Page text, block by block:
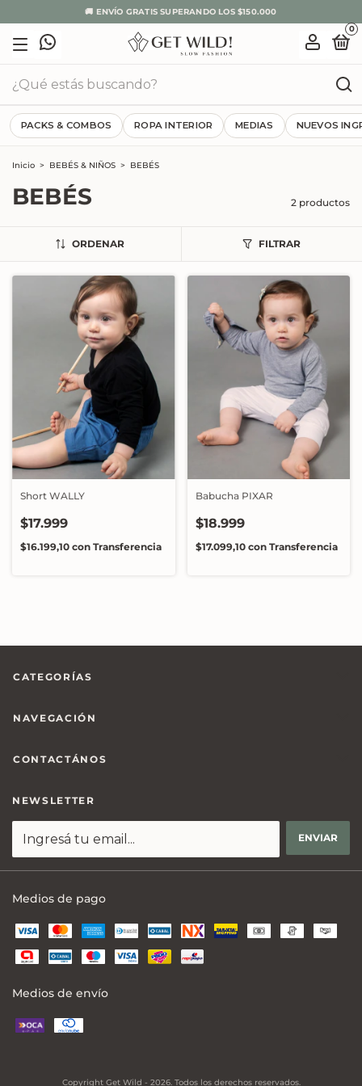
🚚 ENVÍO GRATIS SUPERANDO LOS $150.000
0
PACKS & COMBOS ROPA INTERIOR MEDIAS NUEVOS
Inicio > BEBÉS & NIÑOS > BEBÉS
BEBÉS 2 productos
ORDENAR FILTRAR
Short WALLY
$17.999
$16.199,10 con Transferencia
Babucha PIXAR
$18.999
$17.099,10 con Transferencia
CATEGORÍAS
NAVEGACIÓN
CONTACTÁNOS
NEWSLETTER
Medios de pago
Medios de envío
Copyright Get Wild - 2026. Todos los derechos reservados.